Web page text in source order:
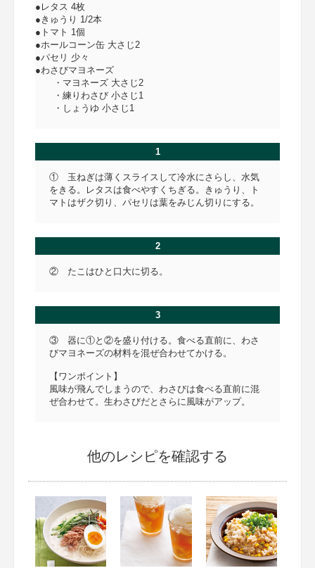
●レタス 4枚
●きゅうり 1/2本
●トマト 1個
●ホールコーン缶 大さじ2
●パセリ 少々
●わさびマヨネーズ
・マヨネーズ 大さじ2
・練りわさび 小さじ1
・しょうゆ 小さじ1
1
① 玉ねぎは薄くスライスして冷水にさらし、水気
をきる。レタスは食べやすくちぎる。きゅうり、ト
マトはザク切り、パセリは葉をみじん切りにする。
2
② たこはひと口大に切る。
3
③ 器に①と②を盛り付ける。食べる直前に、わさ
びマヨネーズの材料を混ぜ合わせてかける。
【ワンポイント】
風味が飛んでしまうので、わさびは食べる直前に混
ぜ合わせて。生わさびだとさらに風味がアップ。
他のレシピを確認する